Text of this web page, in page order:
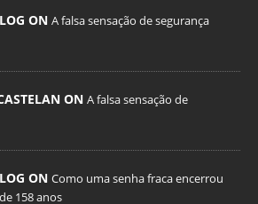
ON A falsa sensação de segurança
ON A falsa sensação de
ON Como uma senha fraca encerrou
158 anos